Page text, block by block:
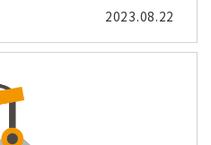
2023.08.22